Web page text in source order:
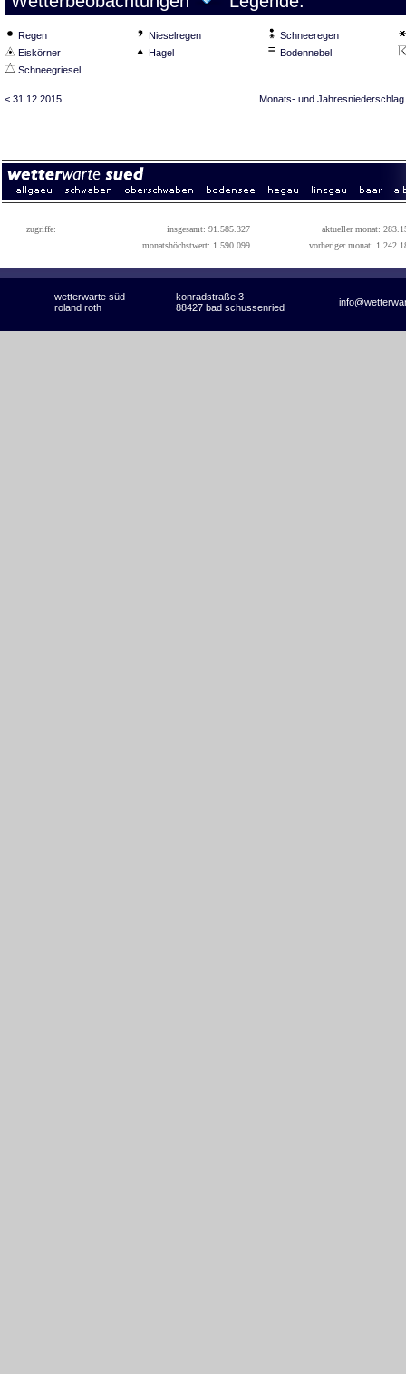
Regen Nieselregen
Schneeregen
Eiskörner
Hagel
Bodennebel
Schneegriesel
< 31.12.2015 Monats- und Jahresniederschlag
zugriffe: insgesamt: 91.585.327
aktueller monat:
monatshöchstwert: 1.590.099
vorheriger monat:
wetterwarte süd konradstraße 3
roland roth 88427 bad schussenried